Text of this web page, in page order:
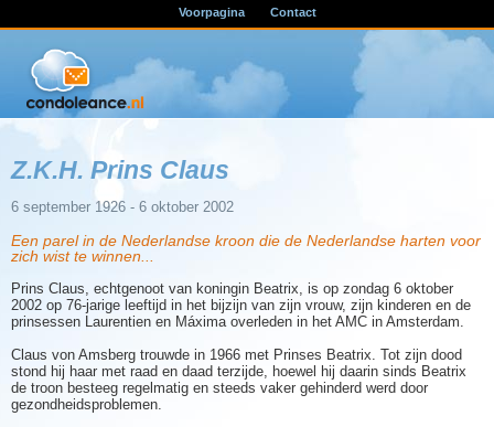
Voorpagina Contact
Z.K.H. Prins Claus
6 september 1926 - 6 oktober 2002
Een parel in de Nederlandse kroon die de Nederlandse harten voor
zich wist te winnen...
Prins Claus, echtgenoot van koningin Beatrix, is op zondag 6 oktober
2002 op 76-jarige leeftijd in het bijzijn van zijn vrouw, zijn kinderen en de
prinsessen Laurentien en Máxima overleden in het AMC in Amsterdam.
Claus von Amsberg trouwde in 1966 met Prinses Beatrix. Tot zijn dood
stond hij haar met raad en daad terzijde, hoewel hij daarin sinds Beatrix
de troon besteeg regelmatig en steeds vaker gehinderd werd door
gezondheidsproblemen.